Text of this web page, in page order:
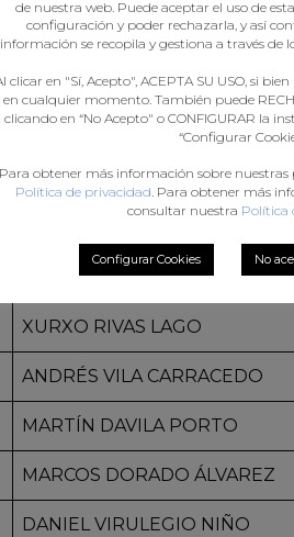
NOME E APELIDOS
ALEXANDRE CHAN BLANCO
JORGE GARCÍA LLORIA
DIEGO PRADA MENA
DIEGO MARTÍNEZ VÁZQUEZ
XURXO RIVAS LAGO
ANDRÉS VILA CARRACEDO
MARTÍN DAVILA PORTO
MARCOS DORADO ÁLVAREZ
DANIEL VIRULEGIO NIÑO
de nuestra web. Puede aceptar el uso de
configuración y poder rechazarla, y así
información se recopila y gestiona a través de
clicar en "Sí, Acepto", ACEPTA SU USO, si
en cualquier momento. También puede
clicando en “No Acepto" o CONFIGURAR la
“Configurar
Para obtener más información sobre nuestras
Política de privacidad. Para obtener más
consultar nuestra Política
Configurar Cookies No